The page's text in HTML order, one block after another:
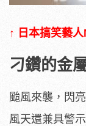
↑ 日本搞笑藝
刁鑽的金
颱風來襲，閃
風天還兼具警